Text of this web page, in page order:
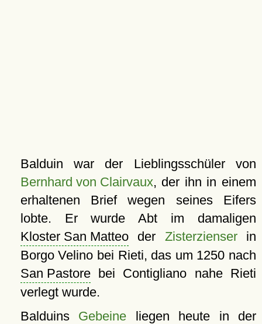
Balduin war der Lieblingsschüler von
Bernhard von Clairvaux, der ihn in einem
erhaltenen Brief wegen seines Eifers
lobte. Er wurde Abt im damaligen
Kloster San Matteoder Zisterzienserin
Borgo Velino bei Rieti, das um 1250 nach
San Pastorebei Contigliano nahe Rieti
verlegt wurde.
Balduins Gebeine liegen heute in der